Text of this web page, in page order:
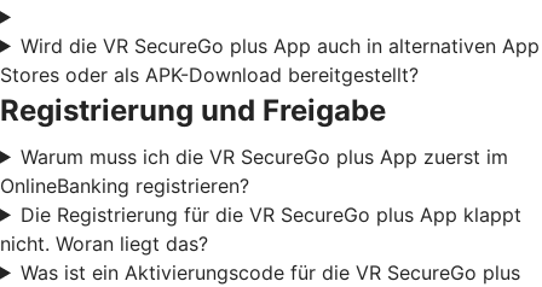
Wird die VR SecureGo plus App auch in alternativen App
Stores oder als APK-Download bereitgestellt?
Registrierung und Freigabe
Warum muss ich die VR SecureGo plus App zuerst im
OnlineBanking registrieren?
Die Registrierung für die VR SecureGo plus App klappt
nicht. Woran liegt das?
Was ist ein Aktivierungscode für die VR SecureGo plus